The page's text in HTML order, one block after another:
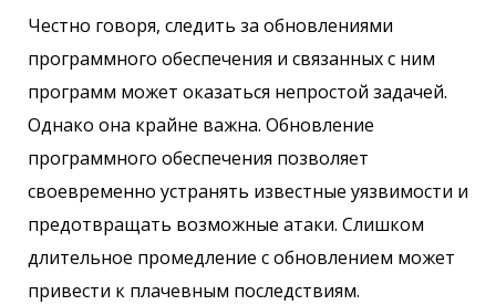
Честно говоря, следить за обновлениями
программного обеспечения и связанных с ним
программ может оказаться непростой задачей.
Однако она крайне важна. Обновление
программного обеспечения позволяет
своевременно устранять известные уязвимости и
предотвращать возможные атаки. Слишком
длительное промедление с обновлением может
привести к плачевным последствиям.